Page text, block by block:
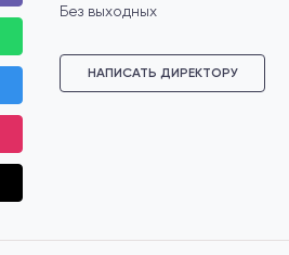
Без выходных
НАПИСАТЬ ДИРЕКТОРУ